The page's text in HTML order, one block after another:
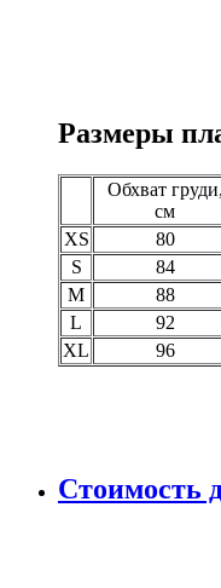
Размеры
Обхват груди,
см
XS
80
S
84
M
88
L
92
XL
96
Стоимость